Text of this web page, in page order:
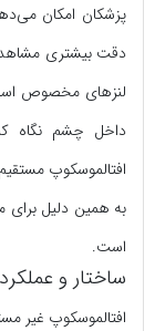
پزشکان امکان
دقت بیشتری
لنزهای مخصوص
داخل چشم نگاه
افتالموسکوپ
به همین دلیل
است.
ساختار و عملکرد
افتالموسکوپ غیر